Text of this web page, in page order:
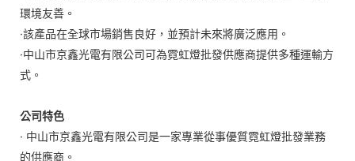
環境友善。
·該產品在全球市場銷售良好，並預計未來將廣泛應用。
·中山市京鑫光電有限公司可為霓虹燈批發供應商提供多種運輸方
式。
公司特色
· 中山市京鑫光電有限公司是一家專業從事優質霓虹燈批發業務
的供應商。